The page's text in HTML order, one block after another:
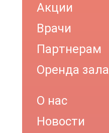
Акции
Врачи
Партнерам
Оренда зала
О нас
Новости